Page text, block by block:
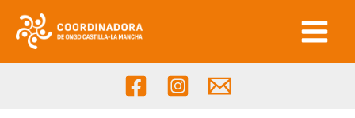
contenido